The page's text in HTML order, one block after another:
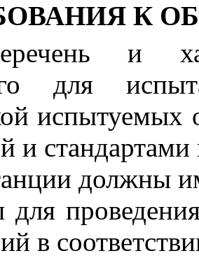
К
и
для
испытуемых
и
должны
в